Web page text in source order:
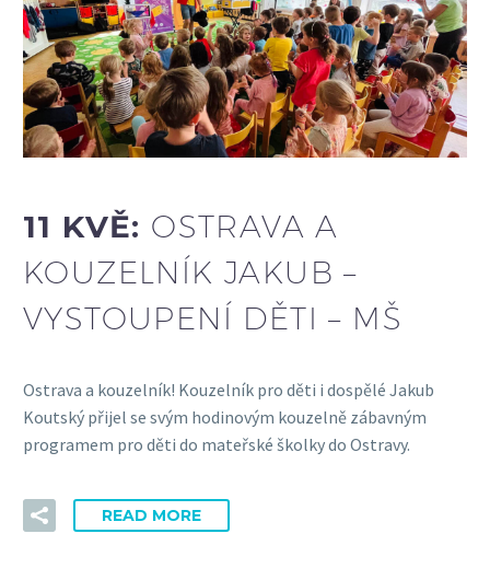
11 KVĚ: OSTRAVA A
KOUZELNÍK JAKUB –
VYSTOUPENÍ DĚTI – MŠ
Ostrava a kouzelník! Kouzelník pro děti i dospělé Jakub
Koutský přijel se svým hodinovým kouzelně zábavným
programem pro děti do mateřské školky do Ostravy.
READ MORE